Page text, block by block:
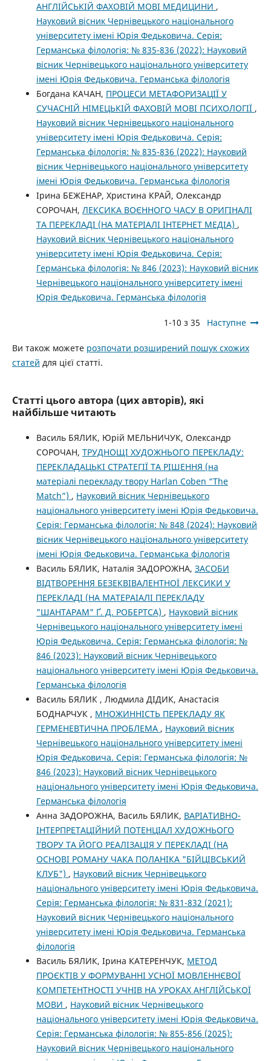
АНГЛІЙСЬКІЙ ФАХОВІЙ МОВІ МЕДИЦИНИ ,
Науковий вісник Чернівецького національного
університету імені Юрія Федьковича. Серія:
Германська філологія: № 835-836 (2022): Науковий
вісник Чернівецького національного університету
імені Юрія Федьковича. Германська філологія
Богдана КАЧАН, ПРОЦЕСИ МЕТАФОРИЗАЦІЇ У
СУЧАСНІЙ НІМЕЦЬКІЙ ФАХОВІЙ МОВІ ПСИХОЛОГІЇ ,
Науковий вісник Чернівецького національного
університету імені Юрія Федьковича. Серія:
Германська філологія: № 835-836 (2022): Науковий
вісник Чернівецького національного університету
імені Юрія Федьковича. Германська філологія
Ірина БЕЖЕНАР, Христина КРАЙ, Олександр
СОРОЧАН, ЛЕКСИКА ВОЄННОГО ЧАСУ В ОРИГІНАЛІ
ТА ПЕРЕКЛАДІ (НА МАТЕРІАЛІ ІНТЕРНЕТ МЕДІА) ,
Науковий вісник Чернівецького національного
університету імені Юрія Федьковича. Серія:
Германська філологія: № 846 (2023): Науковий вісник
Чернівецького національного університету імені
Юрія Федьковича. Германська філологія
1-10 з 35 Наступне
Ви також можете розпочати розширений пошук схожих
статей для цієї статті.
Статті цього автора (цих авторів), які
найбільше читають
Василь БЯЛИК, Юрій МЕЛЬНИЧУК, Олександр
СОРОЧАН, ТРУДНОЩІ ХУДОЖНЬОГО ПЕРЕКЛАДУ:
ПЕРЕКЛАДАЦЬКІ СТРАТЕГІЇ ТА РІШЕННЯ (на
матеріалі перекладу твору Harlan Coben “The
Match”) , Науковий вісник Чернівецького
національного університету імені Юрія Федьковича.
Серія: Германська філологія: № 848 (2024): Науковий
вісник Чернівецького національного університету
імені Юрія Федьковича. Германська філологія
Василь БЯЛИК, Наталія ЗАДОРОЖНА, ЗАСОБИ
ВІДТВОРЕННЯ БЕЗЕКВІВАЛЕНТНОЇ ЛЕКСИКИ У
ПЕРЕКЛАДІ (НА МАТЕРАІАЛІ ПЕРЕКЛАДУ
"ШАНТАРАМ" Ґ. Д. РОБЕРТСА) , Науковий вісник
Чернівецького національного університету імені
Юрія Федьковича. Серія: Германська філологія: №
846 (2023): Науковий вісник Чернівецького
національного університету імені Юрія Федьковича.
Германська філологія
Василь БЯЛИК , Людмила ДІДИК, Анастасія
БОДНАРЧУК , МНОЖИННІСТЬ ПЕРЕКЛАДУ ЯК
ГЕРМЕНЕВТИЧНА ПРОБЛЕМА , Науковий вісник
Чернівецького національного університету імені
Юрія Федьковича. Серія: Германська філологія: №
846 (2023): Науковий вісник Чернівецького
національного університету імені Юрія Федьковича.
Германська філологія
Анна ЗАДОРОЖНА, Василь БЯЛИК, ВАРІАТИВНО-
ІНТЕРПРЕТАЦІЙНИЙ ПОТЕНЦІАЛ ХУДОЖНЬОГО
ТВОРУ ТА ЙОГО РЕАЛІЗАЦІЯ У ПЕРЕКЛАДІ (НА
ОСНОВІ РОМАНУ ЧАКА ПОЛАНІКА "БІЙЦІВСЬКИЙ
КЛУБ") , Науковий вісник Чернівецького
національного університету імені Юрія Федьковича.
Серія: Германська філологія: № 831-832 (2021):
Науковий вісник Чернівецького національного
університету імені Юрія Федьковича. Германська
філологія
Василь БЯЛИК, Ірина КАТЕРЕНЧУК, МЕТОД
ПРОЄКТІВ У ФОРМУВАННІ УСНОЇ МОВЛЕННЄВОЇ
КОМПЕТЕНТНОСТІ УЧНІВ НА УРОКАХ АНГЛІЙСЬКОЇ
МОВИ , Науковий вісник Чернівецького
національного університету імені Юрія Федьковича.
Серія: Германська філологія: № 855-856 (2025):
Науковий вісник Чернівецького національного